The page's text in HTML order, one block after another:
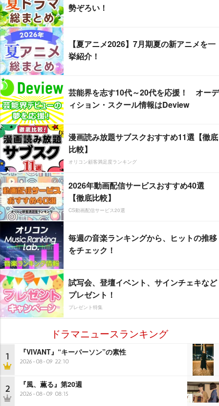
勢ぞろい！
【夏アニメ2026】7月期夏の新アニメを一
挙紹介！
芸能界を志す10代～20代を応援！ オーデ
ィション・スクール情報はDeview
漫画読み放題サブスクおすすめ11選【徹底
比較】
オリコン顧客満足度ランキング
2026年動画配信サービスおすすめ40選
【徹底比較】
CS動画配信サービス20選
毎週の音楽ランキングから、ヒットの推移
をチェック！
試写会、登壇イベント、サインチェキなど
プレゼント！
プレゼント特集
ドラマニュースランキング
1 『VIVANT』“キーパーソン”の素性
2026-08-09 22:10
2 『風、薫る』第20週
2026-08-09 08:15